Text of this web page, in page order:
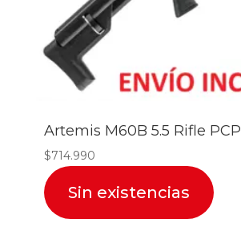
Artemis M60B 5.5 Rifle PCP
$714.990
Sin existencias